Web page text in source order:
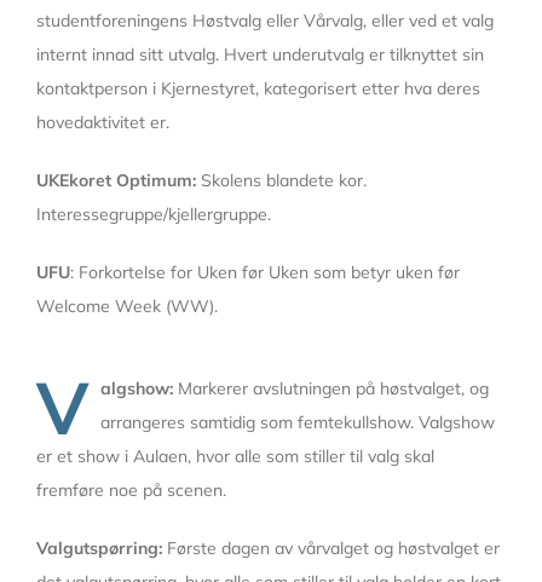
studentforeningens Høstvalg eller Vårvalg, eller ved et valg
internt innad sitt utvalg. Hvert underutvalg er tilknyttet sin
kontaktperson i Kjernestyret, kategorisert etter hva deres
hovedaktivitet er.
UKEkoret Optimum: Skolens blandete kor.
Interessegruppe/kjellergruppe.
UFU: Forkortelse for Uken før Uken som betyr uken før
Welcome Week (WW).
V algshow: Markerer avslutningen på høstvalget, og
arrangeres samtidig som femtekullshow. Valgshow
er et show i Aulaen, hvor alle som stiller til valg skal
fremføre noe på scenen.
Valgutspørring: Første dagen av vårvalget og høstvalget er